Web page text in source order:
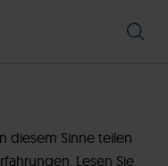
diesem Sinne teilen
Lesen Sie